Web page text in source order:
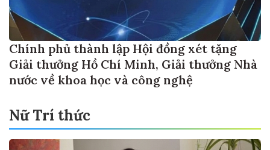
Chính phủ thành lập Hội đồng xét tặng
Giải thưởng Hồ Chí Minh, Giải thưởng Nhà
nước về khoa học và công nghệ
Nữ Trí thức